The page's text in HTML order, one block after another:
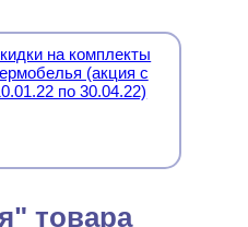
на комплекты
(акция с
по 30.04.22)
товара